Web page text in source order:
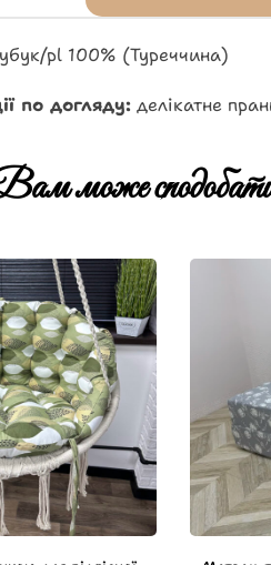
pl 100% (Туреччина)
по догляду: делікатне
може